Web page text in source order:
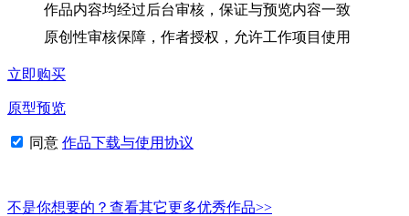
作品内容均经过后台审核，保证与预览内容一致
原创性审核保障，作者授权，允许工作项目使用
立即购买
原型预览
同意 作品下载与使用协议
不是你想要的？查看其它更多优秀作品>>